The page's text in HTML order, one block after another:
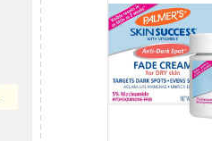
ไว เน้นปรับ
Retinol Anti-